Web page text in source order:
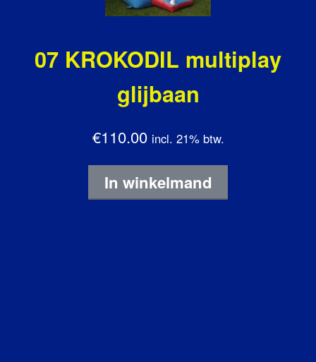
07 KROKODIL multiplay
glijbaan
€110.00 incl. 21% btw.
In winkelmand